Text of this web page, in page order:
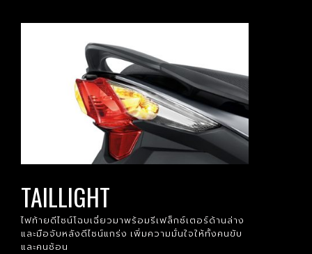
TAILLIGHT
ไฟท้ายดีไซน์โฉบเฉี่ยวมาพร้อมรีเฟล็กซ์เตอร์ด้านล่าง
และมือจับหลังดีไซน์แกร่ง เพิ่มความมั่นใจให้ทั้งคนขับ
และคนซ้อน